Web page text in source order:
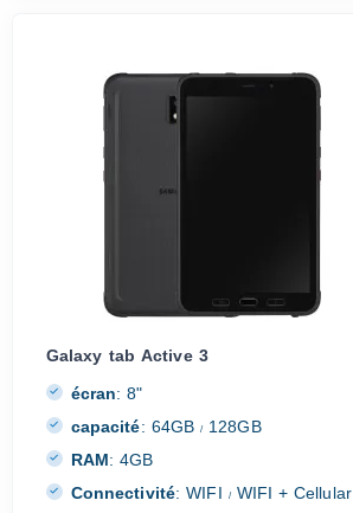
Galaxy tab Active 3
écran: 8"
capacité: 64GB/ 128GB
RAM: 4GB
Connectivité: WIFI /WIFI + Cellular